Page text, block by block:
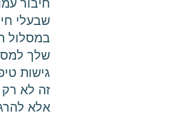
חיבור
שבעלי
במסלול
שלך
גישות
זה לא רק
אלא